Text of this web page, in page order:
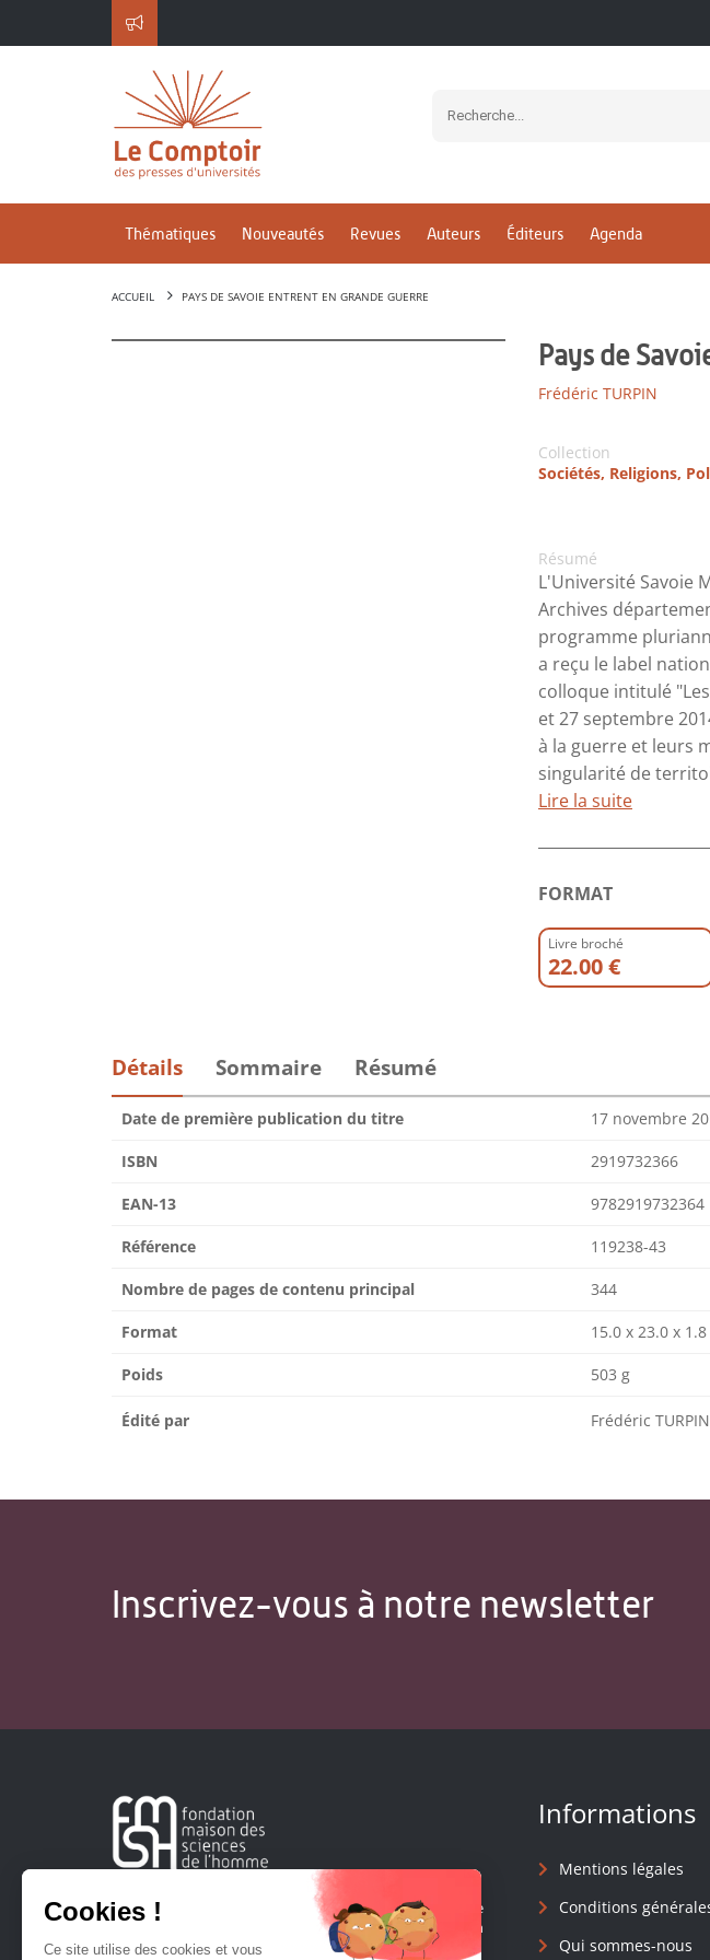
Thématiques Nouveautés Revues Auteurs Éditeurs Agenda
ACCUEIL PAYS DE SAVOIE ENTRENT EN GRANDE GUERRE
Pays de
Frédéric TURPIN
Collection
Sociétés, Religions,
Résumé
L'Université Savoie
Archives
programme
a reçu le label
colloque intitulé
et 27 septembre
à la guerre et leurs
singularité de
Lire la suite
FORMAT
Livre broché
22.00 €
Détails Sommaire Résumé
Date de première publication du titre 17 novembre
ISBN 2919732366
EAN-13 9782919732364
Référence 119238-43
Nombre de pages de contenu principal 344
Format 15.0 x 23.0 x
Poids 503 g
Édité par Frédéric TURPIN
Inscrivez-vous à notre newsletter
Créée en 1963, la Fondation Maison Sciences de l'Homme
soutient la recherche et la diffusion des connaissances en
sciences humaines et sociales.
Informations
Mentions légales
Conditions
Qui sommes-nous